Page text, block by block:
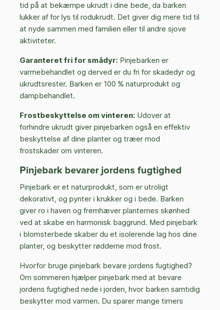
tid på at bekæmpe ukrudt i dine bede, da barken
lukker af for lys til rodukrudt. Det giver dig mere tid til
at nyde sammen med familien eller til andre sjove
aktiviteter.
Garanteret fri for smådyr: Pinjebarken er
varmebehandlet og derved er du fri for skadedyr og
ukrudtsrester. Barken er 100 % naturprodukt og
dampbehandlet.
Frostbeskyttelse om vinteren: Udover at
forhindre ukrudt giver pinjebarken også en effektiv
beskyttelse af dine planter og træer mod
frostskader om vinteren.
Pinjebark bevarer jordens fugtighed
Pinjebark er et naturprodukt, som er utroligt
dekorativt, og pynter i krukker og i bede. Barken
giver ro i haven og fremhæver planternes skønhed
ved at skabe en harmonisk baggrund. Med pinjebark
i blomsterbede skaber du et isolerende lag hos dine
planter, og beskytter rødderne mod frost.
Hvorfor bruge pinjebark bevare jordens fugtighed?
Om sommeren hjælper pinjebark med at bevare
jordens fugtighed nede i jorden, hvor barken samtidig
beskytter mod varmen. Du sparer mange timers